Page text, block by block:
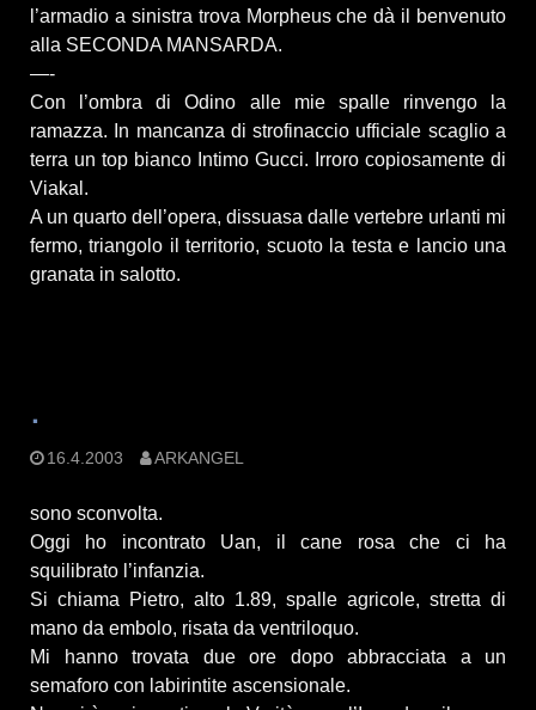
l’armadio a sinistra trova Morpheus che dà il benvenuto
alla SECONDA MANSARDA.
—-
Con l’ombra di Odino alle mie spalle rinvengo la
ramazza. In mancanza di strofinaccio ufficiale scaglio a
terra un top bianco Intimo Gucci. Irroro copiosamente di
Viakal.
A un quarto dell’opera, dissuasa dalle vertebre urlanti mi
fermo, triangolo il territorio, scuoto la testa e lancio una
granata in salotto.
.
16.4.2003 ARKANGEL
sono sconvolta.
Oggi ho incontrato Uan, il cane rosa che ci ha
squilibrato l’infanzia.
Si chiama Pietro, alto 1.89, spalle agricole, stretta di
mano da embolo, risata da ventriloquo.
Mi hanno trovata due ore dopo abbracciata a un
semaforo con labirintite ascensionale.